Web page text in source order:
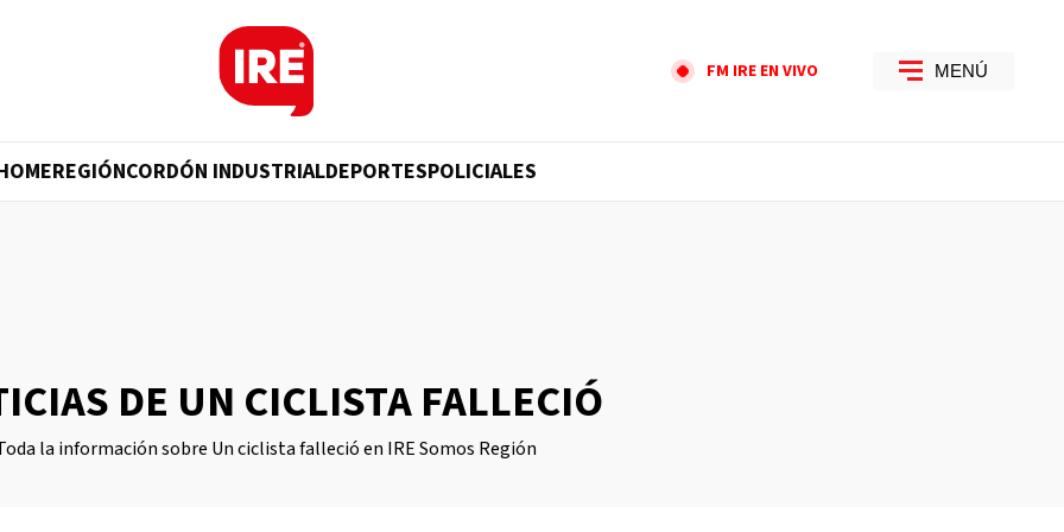
FM IRE EN VIVO MENÚ
REGIÓNCORDÓN INDUSTRIALDEPORTESPOLICIALES
DE UN CICLISTA FALLECIÓ
la información sobre Un ciclista falleció en IRE Somos Región